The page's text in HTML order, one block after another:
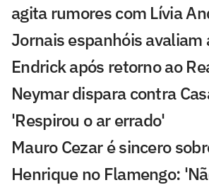
agita rumores com Lívia
Jornais espanhóis avaliam
Endrick após retorno ao
Neymar dispara contra
'Respirou o ar errado'
Mauro Cezar é sincero
Henrique no Flamengo: